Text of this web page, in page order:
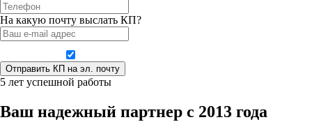
На какую почту выслать КП?
5 лет успешной работы
Ваш надежный партнер с 2013 года